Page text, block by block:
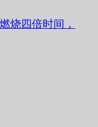
烧四倍时间，